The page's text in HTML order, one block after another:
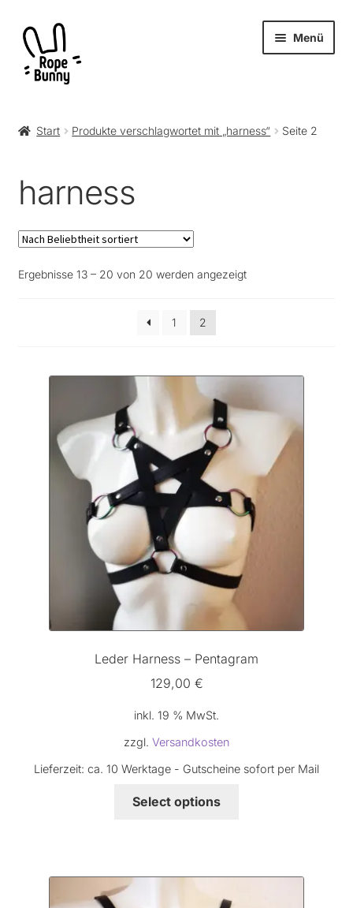
Zur
Navigation
springen
Zum
Inhalt
springen
Menü
öffnen
Museum
Journal
Archiv
Start Produkte verschlagwortet mit „harness“ Seite 2
harness
Ergebnisse 13 – 20 von 20 werden angezeigtNach
1
2
Leder Harness – Pentagram
129,00 €
inkl. 19 % MwSt.
zzgl. Versandkosten
Lieferzeit: ca. 10 Werktage - Gutscheine sofort per Mail
Select options